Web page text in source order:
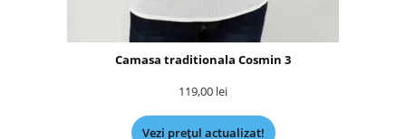
Camasa traditionala Cosmin 3
119,00 lei
Vezi prețul actualizat!